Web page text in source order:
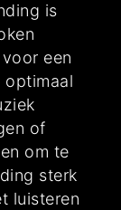
is
een
optimaal
of
om te
sterk
luisteren